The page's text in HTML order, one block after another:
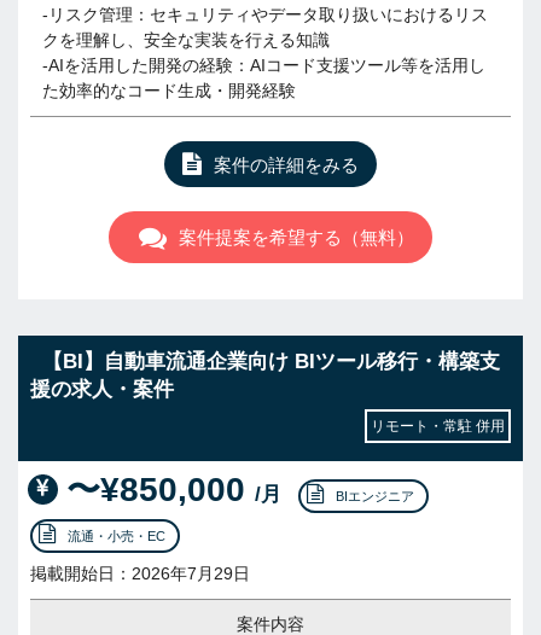
-リスク管理：セキュリティやデータ取り扱いにおけるリス
クを理解し、安全な実装を行える知識
-AIを活用した開発の経験：AIコード支援ツール等を活用し
た効率的なコード生成・開発経験
案件の詳細をみる
案件提案を希望する（無料）
【BI】自動車流通企業向け BIツール移行・構築支
援の求人・案件
リモート・常駐 併用
〜¥850,000 /月 BIエンジニア
流通・小売・EC
掲載開始日：2026年7月29日
案件内容